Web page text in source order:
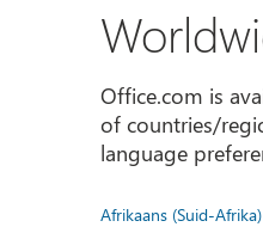
Office.com is
of countries/
language
Afrikaans (Suid-Afrika)